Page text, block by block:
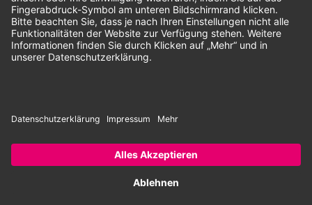
Unsere Zahlungsarten:
Rechnung SEPA-Lastschrift Vorkasse